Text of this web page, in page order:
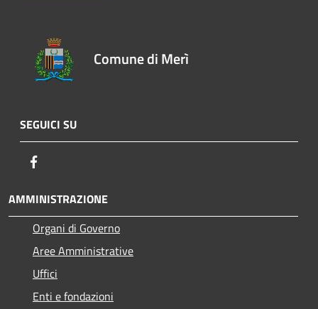
Comune di Merì
SEGUICI SU
AMMINISTRAZIONE
Organi di Governo
Aree Amministrative
Uffici
Enti e fondazioni